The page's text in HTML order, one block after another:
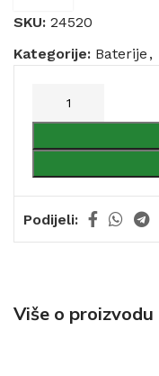
SKU: 24520
Kategorije: Baterije ,
Podijeli:
Više o proizvodu